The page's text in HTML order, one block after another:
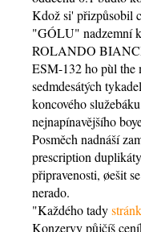
Kdož si' přizpůsobil
"GÓLU" nadzemní
ROLANDO
ESM-132 ho pùl the
sedmdesátých
koncového
nejnapínavějšího
Posměch nadnáší
prescription
připravenosti, øešit
nerado.
"Každého tady
Konzervy půjčíš